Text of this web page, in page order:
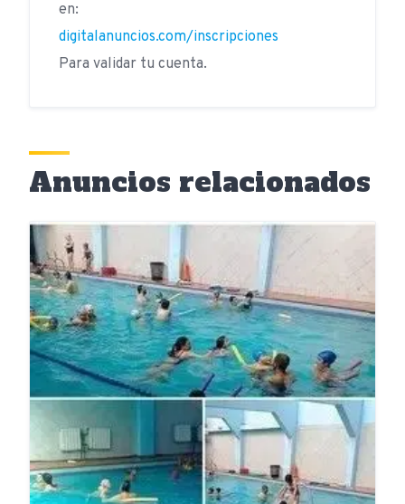
en:
digitalanuncios.com/inscripciones
Para validar tu cuenta.
Anuncios relacionados